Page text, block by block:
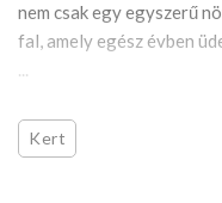
nem csak egy egyszerű
fal, amely egész évben
...
Kert